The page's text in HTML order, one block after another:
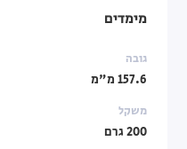
מימדים
גובה
157.6 מ"מ
משקל
200 גרם